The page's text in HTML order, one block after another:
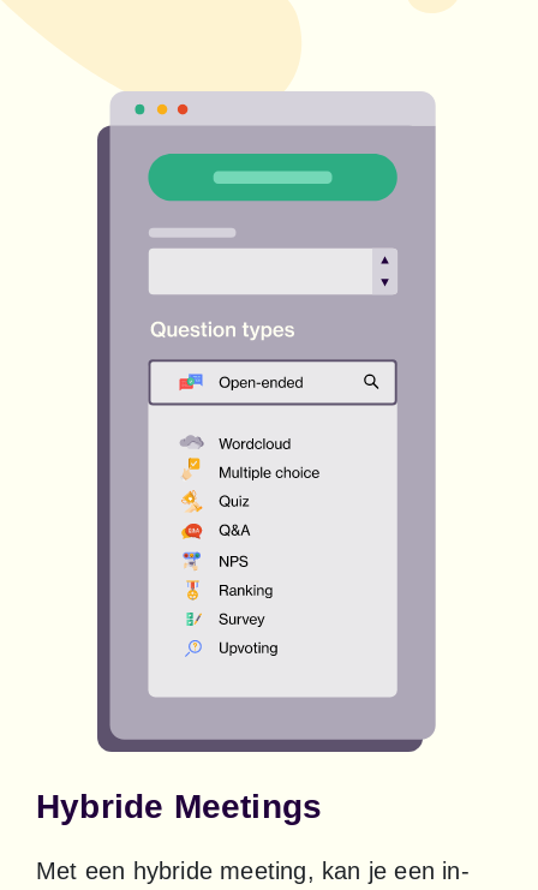
Hybride Meetings
Met een hybride meeting, kan je een in-